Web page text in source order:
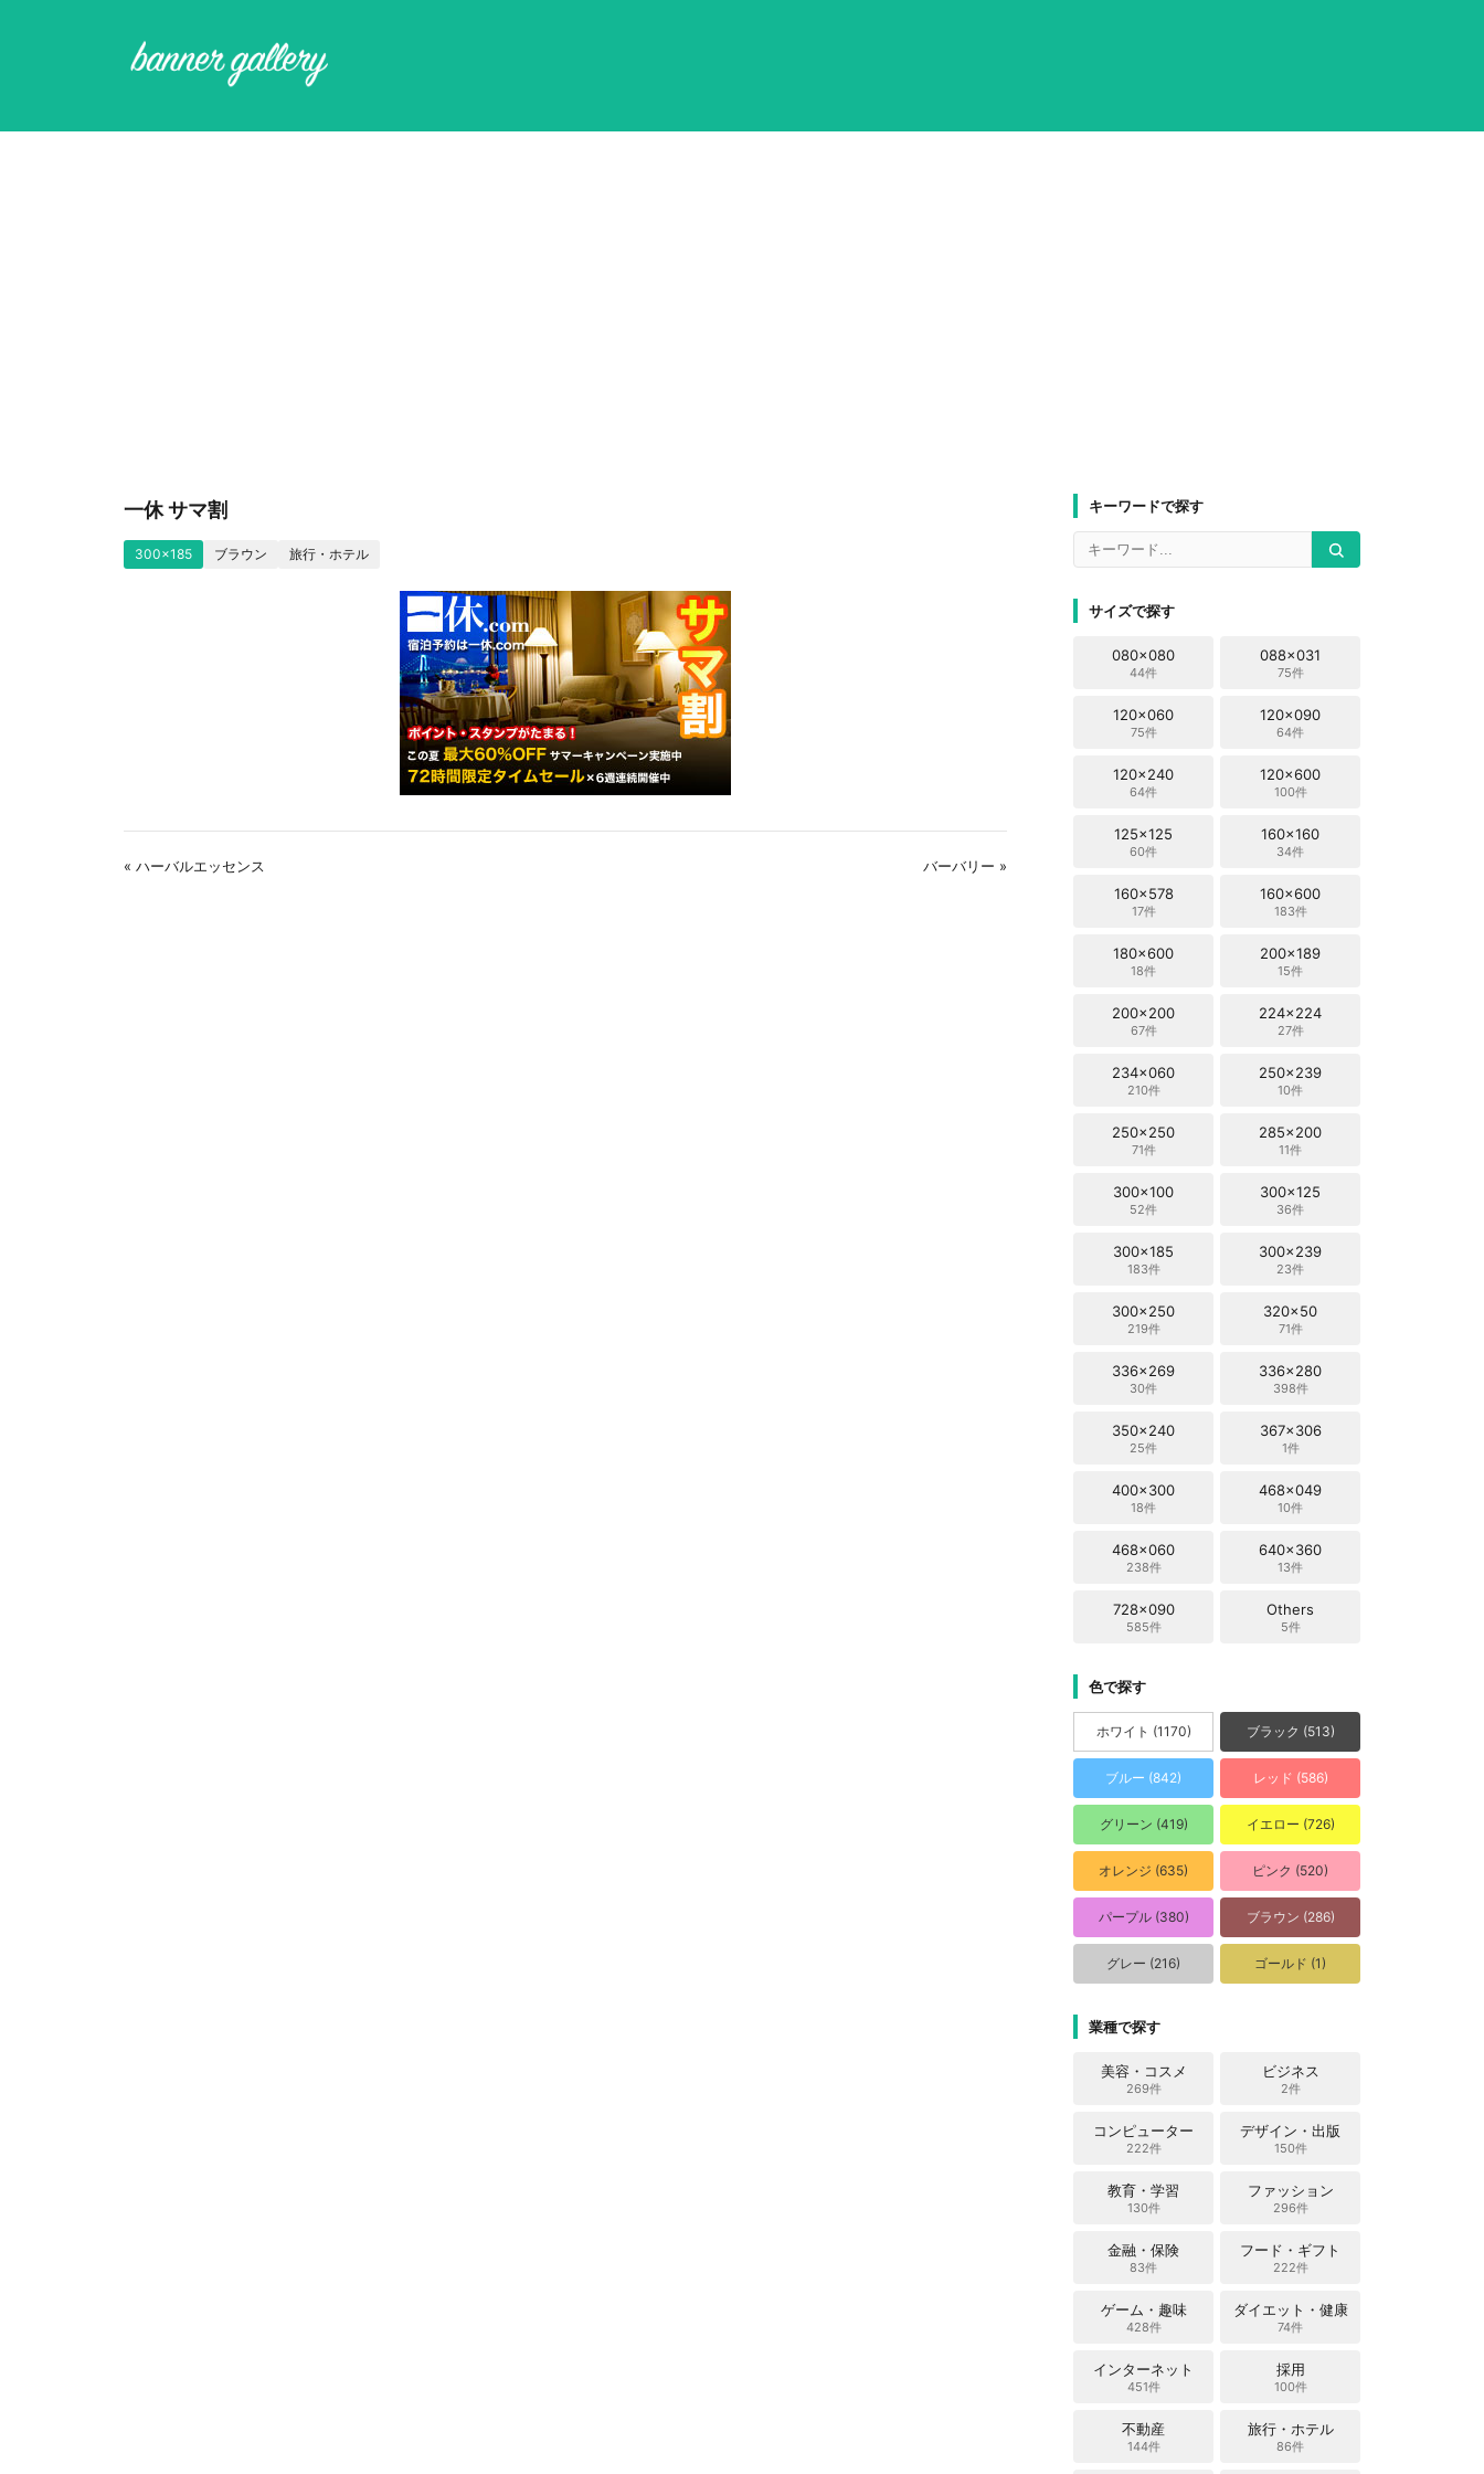
一休 サマ割
300x185 ブラウン 旅行・ホテル
« ハーバルエッセンス バーバリー »
キーワードで探す
サイズで探す
080x080
44件
088x031
75件
120x060
75件
120x090
64件
120x240
64件
120x600
100件
125x125
60件
160x160
34件
160x578
17件
160x600
183件
180x600
18件
200x189
15件
200x200
67件
224x224
27件
234x060
210件
250x239
10件
250x250
71件
285x200
11件
300x100
52件
300x125
36件
300x185
183件
300x239
23件
300x250
219件
320x50
71件
336x269
30件
336x280
398件
350x240
25件
367x306
1件
400x300
18件
468x049
10件
468x060
238件
640x360
13件
728x090
585件
Others
5件
色で探す
ホワイト (1170) ブラック (513)
ブルー (842) レッド (586)
グリーン (419) イエロー (726)
オレンジ (635) ピンク (520)
パープル (380) ブラウン (286)
グレー (216) ゴールド (1)
業種で探す
美容・コスメ
269件
ビジネス
2件
コンピューター
222件
デザイン・出版
150件
教育・学習
130件
ファッション
296件
金融・保険
83件
フード・ギフト
222件
ゲーム・趣味
428件
ダイエット・健康
74件
インターネット
451件
採用
100件
不動産
144件
旅行・ホテル
86件